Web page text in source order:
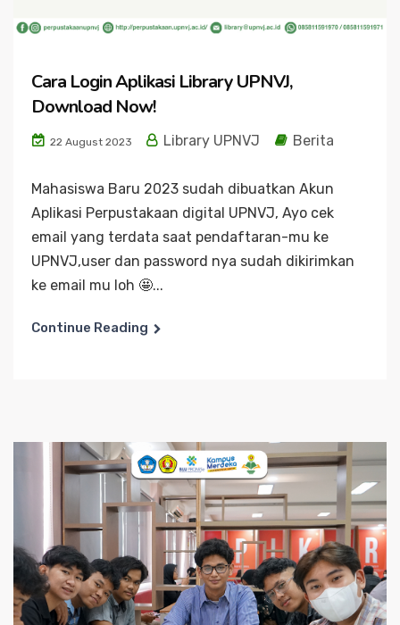
Cara Login Aplikasi Library UPNVJ,
Download Now!
22 August 2023 Library UPNVJ Berita
Mahasiswa Baru 2023 sudah dibuatkan Akun
Aplikasi Perpustakaan digital UPNVJ, Ayo cek
email yang terdata saat pendaftaran-mu ke
UPNVJ,user dan password nya sudah dikirimkan
ke email mu loh 🤩...
Continue Reading